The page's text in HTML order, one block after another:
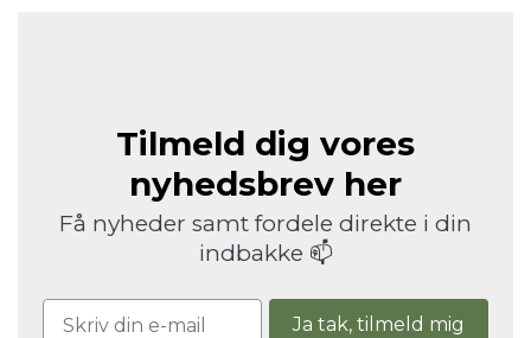
Tilmeld dig vores
nyhedsbrev her
Få nyheder samt fordele direkte i din
indbakke 📫
Ja tak, tilmeld mig